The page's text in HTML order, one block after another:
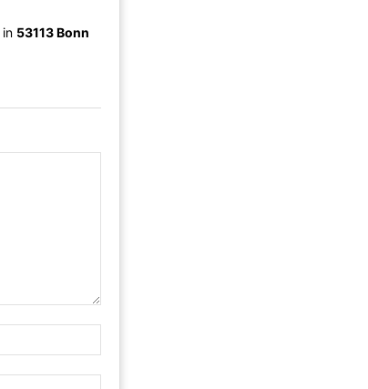
in 53113 Bonn